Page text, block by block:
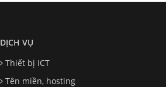
DỊCH VỤ
Thiết bị ICT
Tên miền, hosting